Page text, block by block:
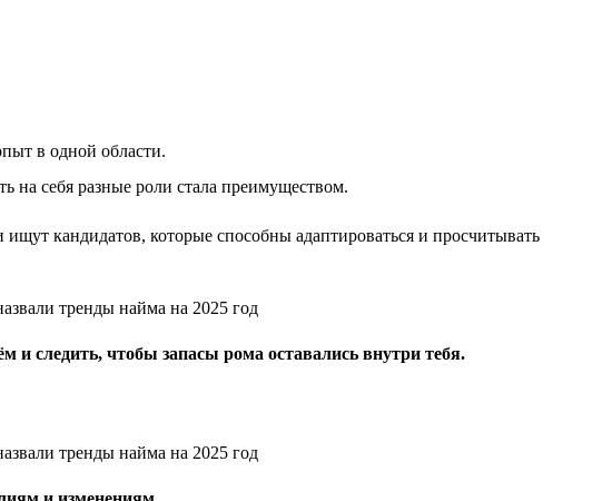
в одной области.
на себя разные роли стала преимуществом.
кандидатов, которые способны адаптироваться и просчитывать
и следить, чтобы запасы рома оставались внутри тебя.